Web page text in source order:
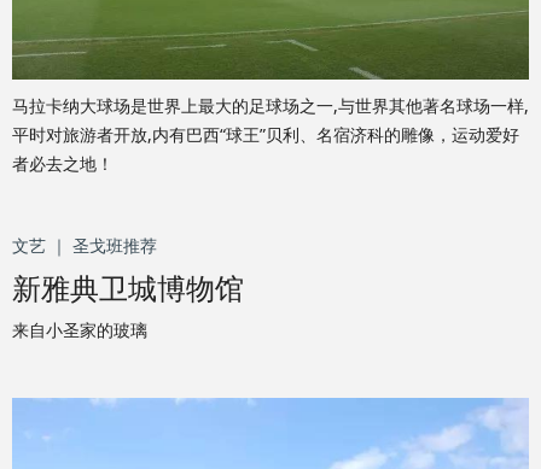
马拉卡纳大球场是世界上最大的足球场之一,与世界其他著名球场一样,
平时对旅游者开放,内有巴西“球王”贝利、名宿济科的雕像，运动爱好
者必去之地！
文艺 ｜ 圣戈班推荐
新雅典卫城博物馆
来自小圣家的玻璃